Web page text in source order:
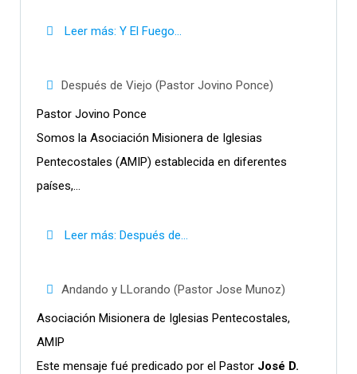
Leer más: Y El Fuego...
Después de Viejo (Pastor Jovino Ponce)
Pastor Jovino Ponce
Somos la Asociación Misionera de Iglesias
Pentecostales (AMIP) establecida en diferentes
países,...
Leer más: Después de...
Andando y LLorando (Pastor Jose Munoz)
Asociación Misionera de Iglesias Pentecostales,
AMIP
Este mensaje fué predicado por el Pastor José D.